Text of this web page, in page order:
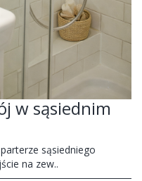
w sąsiednim
sąsiedniego
na zew..